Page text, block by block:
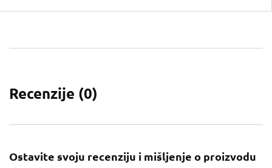
Recenzije (0)
Ostavite svoju recenziju i mišljenje o proizvodu